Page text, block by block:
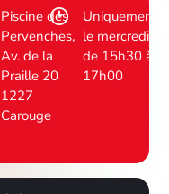
Piscine des
Pervenches,
Av. de la
Praille 20
1227
Carouge
Uniquement
le mercredi
de 15h30 à
17h00